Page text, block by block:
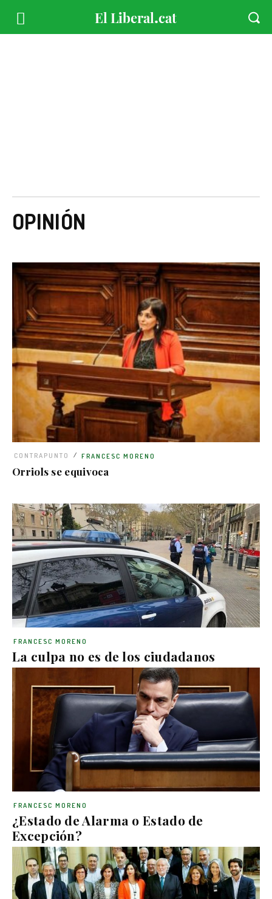
OPINIÓN
Orriols se equivoca
CONTRAPUNTO / FRANCESC MORENO
La culpa no es de los ciudadanos
FRANCESC MORENO
¿Estado de Alarma o Estado de
Excepción?
FRANCESC MORENO